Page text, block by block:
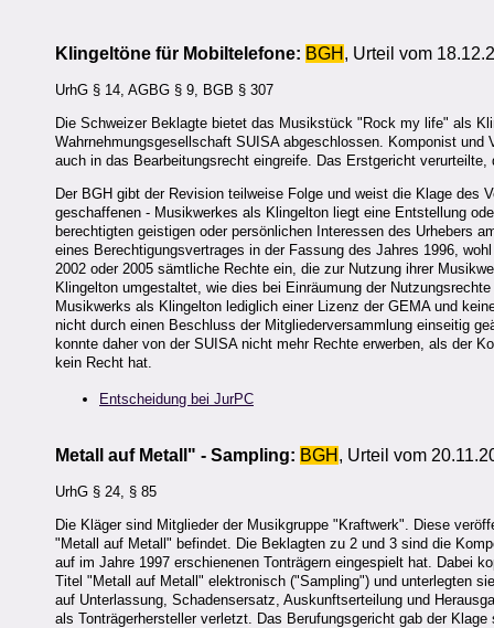
Klingeltöne für Mobiltelefone: BGH , Urteil vom
UrhG § 14, AGBG § 9, BGB § 307
Die Schweizer Beklagte bietet das Musikstück "Rock my life" als
Wahrnehmungsgesellschaft SUISA abgeschlossen. Komponist
auch in das Bearbeitungsrecht eingreife. Das Erstgericht
Der BGH gibt der Revision teilweise Folge und weist die Klage des
geschaffenen - Musikwerkes als Klingelton liegt eine Entstellung
berechtigten geistigen oder persönlichen Interessen des Urhebers
eines Berechtigungsvertrages in der Fassung des Jahres 1996,
2002 oder 2005 sämtliche Rechte ein, die zur Nutzung ihrer
Klingelton umgestaltet, wie dies bei Einräumung der
Musikwerks als Klingelton lediglich einer Lizenz der GEMA und
nicht durch einen Beschluss der Mitgliederversammlung einseitig
konnte daher von der SUISA nicht mehr Rechte erwerben, als der
kein Recht hat.
Entscheidung bei JurPC
Metall auf Metall" - Sampling: BGH , Urteil vom
UrhG § 24, § 85
Die Kläger sind Mitglieder der Musikgruppe "Kraftwerk". Diese
"Metall auf Metall" befindet. Die Beklagten zu 2 und 3 sind die
auf im Jahre 1997 erschienenen Tonträgern eingespielt hat. Dabei
Titel "Metall auf Metall" elektronisch ("Sampling") und unterlegten
auf Unterlassung, Schadensersatz, Auskunftserteilung und
als Tonträgerhersteller verletzt. Das Berufungsgericht gab der Klage